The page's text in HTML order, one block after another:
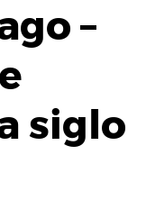
–
siglo